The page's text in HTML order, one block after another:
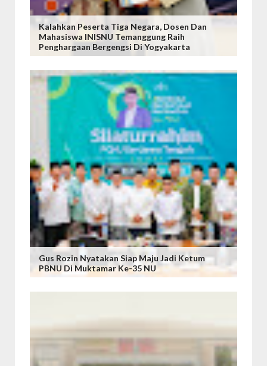
Kalahkan Peserta Tiga Negara, Dosen Dan
Mahasiswa INISNU Temanggung Raih
Penghargaan Bergengsi Di Yogyakarta
Gus Rozin Nyatakan Siap Maju Jadi Ketum
PBNU Di Muktamar Ke-35 NU